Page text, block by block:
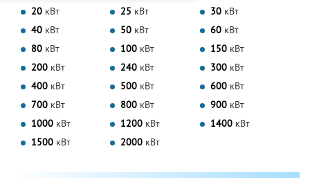
20 кВт 25 кВт 30 кВт
40 кВт 50 кВт 60 кВт
80 кВт 100 кВт 150 кВт
200 кВт 240 кВт 300 кВт
400 кВт 500 кВт 600 кВт
700 кВт 800 кВт 900 кВт
1000 кВт 1200 кВт 1400 кВт
1500 кВт 2000 кВт